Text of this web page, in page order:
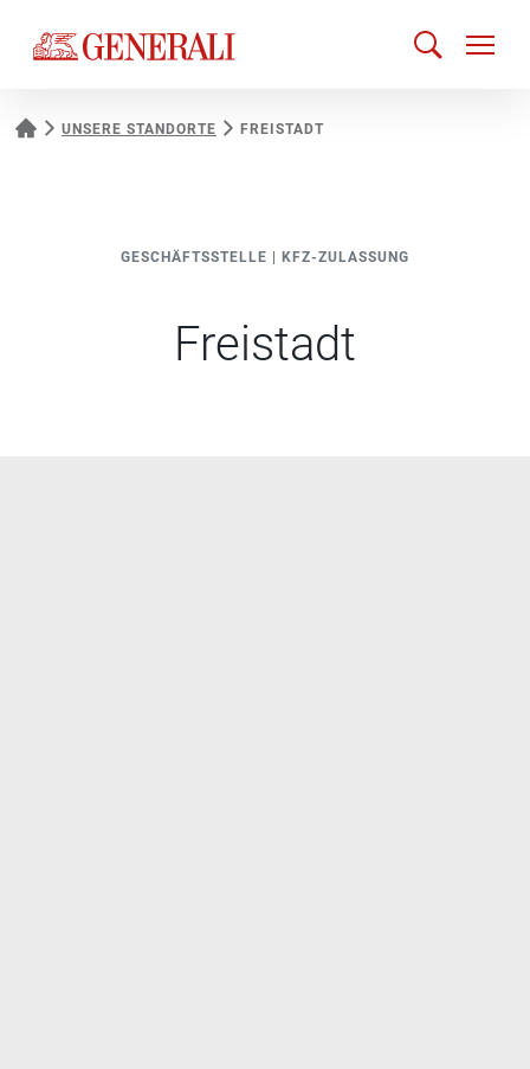
UNSERE STANDORTE FREISTADT
GESCHÄFTSSTELLE KFZ-ZULASSUNG
Freistadt